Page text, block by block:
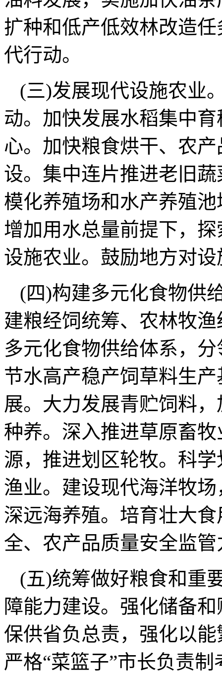
扩种和低产低效林改造
代行动。
(三)发展现代设施农业
动。加快发展水稻集中
心。加快粮食烘干、农
设。集中连片推进老旧
模化养殖场和水产养殖
增加用水总量前提下，
设施农业。鼓励地方对
(四)构建多元化食物供
建粮经饲统筹、农林牧
多元化食物供给体系，
节水高产稳产饲草料生
展。大力发展青贮饲料
种养。深入推进草原畜
源，推进划区轮牧。科
渔业。建设现代海洋牧
深远海养殖。培育壮大
全、农产品质量安全监
(五)统筹做好粮食和重
障能力建设。强化储备
保供省负总责，强化以
严格“菜篮子”市长负责